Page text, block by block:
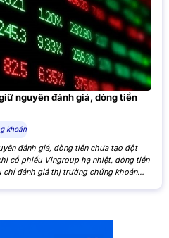
nguyên đánh giá, dòng tiền
khoán
đánh giá, dòng tiền chưa tạo đột
cổ phiếu Vingroup hạ nhiệt, dòng tiền
chí đánh giá thị trường chứng khoán